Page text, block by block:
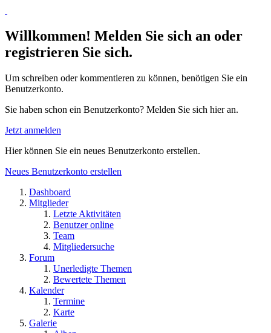
Willkommen! Melden Sie sich an oder
registrieren Sie sich.
Um schreiben oder kommentieren zu können, benötigen Sie ein
Benutzerkonto.
Sie haben schon ein Benutzerkonto? Melden Sie sich hier an.
Jetzt anmelden
Hier können Sie ein neues Benutzerkonto erstellen.
Neues Benutzerkonto erstellen
Dashboard
Mitglieder
Letzte Aktivitäten
Benutzer online
Team
Mitgliedersuche
Forum
Unerledigte Themen
Bewertete Themen
Kalender
Termine
Karte
Galerie